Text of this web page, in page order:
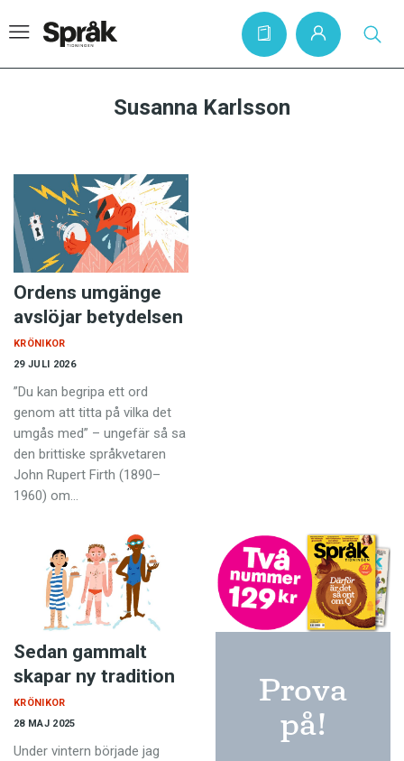
Artiklar
Krönikor
Språkfrågor
Skrivtips
Bokrecensioner
Kviss
Anmäl till språkpolisen
Föreslå nyord
Annonsera
Läs Språktidningen digitalt
Press
Susanna Karlsson
Ordens umgänge
avslöjar betydelsen
29 JULI 2026
KRÖNIKOR
”Du kan begripa ett ord
genom att titta på vilka det
umgås med” – ungefär så sa
den brittiske språkvetaren
John Rupert Firth (1890–
1960) om…
Sedan gammalt
skapar ny tradition
28 MAJ 2025
KRÖNIKOR
Under vintern började jag
Prova
på!